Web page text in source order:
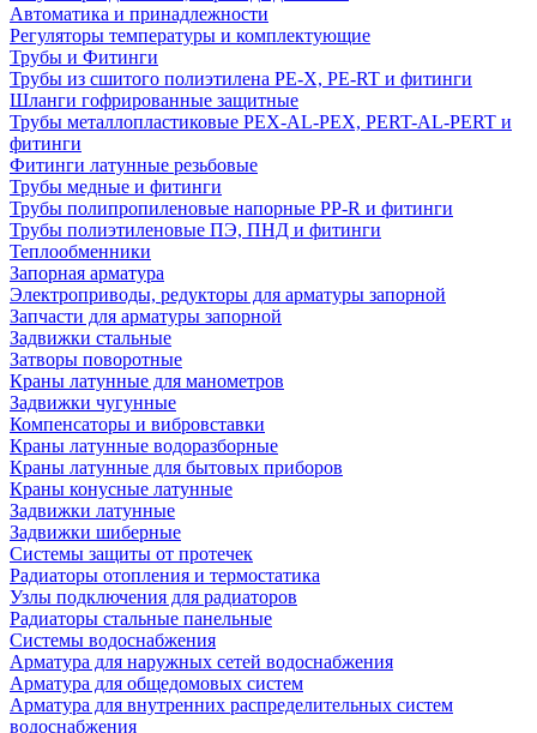
Автоматика и принадлежности
Регуляторы температуры и комплектующие
Трубы и Фитинги
Трубы из сшитого полиэтилена PE-X, PE-RT и фитинги
Шланги гофрированные защитные
Трубы металлопластиковые PEX-AL-PEX, PERT-AL-PERT и
фитинги
Фитинги латунные резьбовые
Трубы медные и фитинги
Трубы полипропиленовые напорные PP-R и фитинги
Трубы полиэтиленовые ПЭ, ПНД и фитинги
Теплообменники
Запорная арматура
Электроприводы, редукторы для арматуры запорной
Запчасти для арматуры запорной
Задвижки стальные
Затворы поворотные
Краны латунные для манометров
Задвижки чугунные
Компенсаторы и вибровставки
Краны латунные водоразборные
Краны латунные для бытовых приборов
Краны конусные латунные
Задвижки латунные
Задвижки шиберные
Системы защиты от протечек
Радиаторы отопления и термостатика
Узлы подключения для радиаторов
Радиаторы стальные панельные
Системы водоснабжения
Арматура для наружных сетей водоснабжения
Арматура для общедомовых систем
Арматура для внутренних распределительных систем
водоснабжения